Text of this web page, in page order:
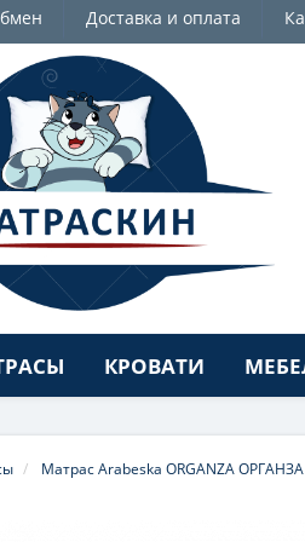
Доставка и оплата
КРОВАТИ
Матрас Arabeska ORGANZA